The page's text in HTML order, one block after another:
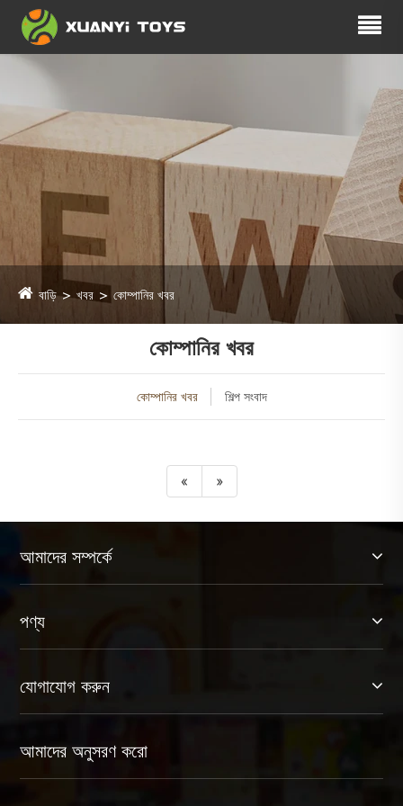
বাড়ি খবর কোম্পানির খবর
কোম্পানির খবর
কোম্পানির খবর শিল্প সংবাদ
« »
আমাদের সম্পর্কে
পণ্য
যোগাযোগ করুন
আমাদের অনুসরণ করো